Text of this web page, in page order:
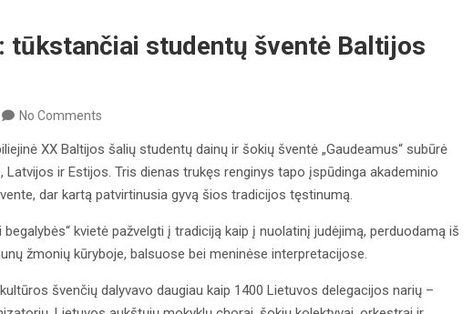
tūkstančiai studentų šventė Baltijos
No Comments
XX Baltijos šalių studentų dainų ir šokių šventė „Gaudeamus“ subūrė
ir Estijos. Tris dienas trukęs renginys tapo įspūdinga akademinio
dar kartą patvirtinusia gyvą šios tradicijos tęstinumą.
kvietė pažvelgti į tradiciją kaip į nuolatinį judėjimą, perduodamą iš
žmonių kūryboje, balsuose bei meninėse interpretacijose.
švenčių dalyvavo daugiau kaip 1400 Lietuvos delegacijos narių –